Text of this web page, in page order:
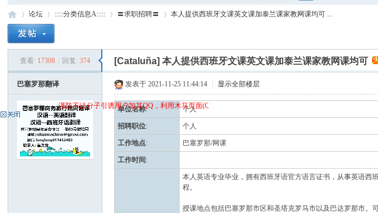
搜
索
»
论坛
›
:::::分类信息A::::: 〓求职招聘〓
›
本人提供西班牙文课英文课加泰兰课家教网课均可 ...
查看: 17308 回复: 374 [Cataluña]本人提供西班牙文课英文课加泰兰课家教网课均可
巴塞罗那翻译 发表于 2021-11-25 11:44:14 显示全部楼层
单位名称: 个人
招聘职位: 个人
工作地点: 巴塞罗那/网课
工作时间 :
本人英语专业毕业，拥有西班牙语官方语言证书，从事英语
程。
授课地点包括巴塞罗那市区和圣塔克罗马市以及巴达罗那市
谨防不法分子引诱用户加其QQ，利用木马页面(QQ空间)骗取qq密码